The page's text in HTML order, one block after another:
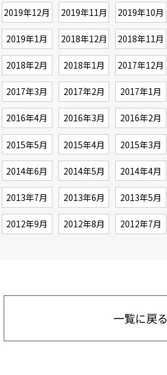
2019年12月 2019年11月 2019年10月
2019年1月 2018年12月 2018年11月
2018年2月 2018年1月 2017年12月
2017年3月 2017年2月 2017年1月
2016年4月 2016年3月 2016年2月
2015年5月 2015年4月 2015年3月
2014年6月 2014年5月 2014年4月
2013年7月 2013年6月 2013年5月
2012年9月 2012年8月 2012年7月
一覧に戻る